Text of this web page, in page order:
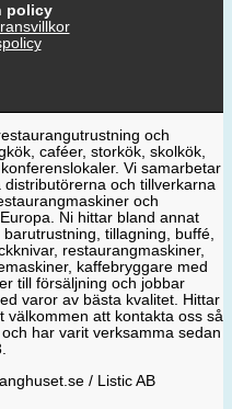
policy
och
caféer, storkök, skolkök,
Vi samarbetar
och tillverkarna
och
Ni hittar bland annat
tillagning, buffé,
restaurangmaskiner,
kaffebryggare med
till försäljning och jobbar
varor av bästa kvalitet. Hittar
välkommen att kontakta oss så
har varit verksamma sedan
/ Listic AB